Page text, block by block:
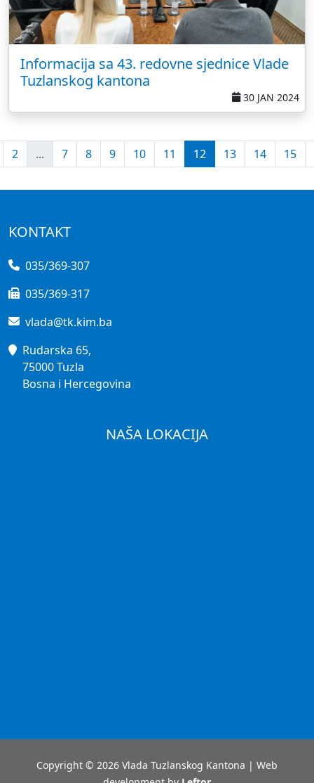
Informacija sa 43. redovne sjednice Vlade
Tuzlanskog kantona
30 JAN 2024
2 ... 7 8 9 10 11 12 13 14 15
KONTAKT
035/369-307
035/369-317
vlada@tk.kim.ba
Rudarska 65,
75000 Tuzla
Bosna i Hercegovina
NAŠA LOKACIJA
Copyright © 2026 Vlada Tuzlanskog Kantona | Web